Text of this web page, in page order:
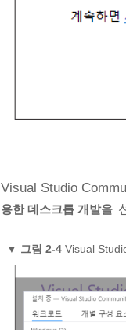
Visual Studio
용한 데스크톱 개발을
▼ 그림 2‑4 Visual